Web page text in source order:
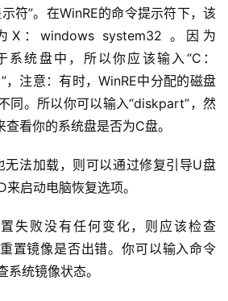
注册
符”。在WinRE的命令提示符下，该
：windows system32 。因为
系统盘中，所以你应该输入“C：
注意：有时，WinRE中分配的磁盘
同。所以你可以输入“diskpart”，然
看你的系统盘是否为C盘。
无法加载，则可以通过修复引导U盘
启动电脑恢复选项。
失败没有任何变化，则应该检查
置镜像是否出错。你可以输入命令
统镜像状态。